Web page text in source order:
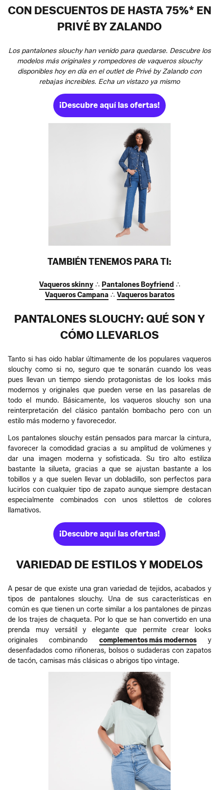
CON DESCUENTOS DE HASTA 75%* EN
PRIVÉ BY ZALANDO
Los pantalones slouchy han venido para quedarse. Descubre los
modelos más originales y rompedores de vaqueros slouchy
disponibles hoy en día en el outlet de Privé by Zalando con
rebajas increibles. Echa un vistazo ya mismo
¡Descubre aquí las ofertas!
TAMBIÉN TENEMOS PARA TI:
Vaqueros skinny∴ Pantalones Boyfriend ∴
Vaqueros Campana∴ Vaqueros baratos
PANTALONES SLOUCHY: QUÉ SON Y
CÓMO LLEVARLOS
Tanto si has oido hablar últimamente de los populares vaqueros
slouchy como si no, seguro que te sonarán cuando los veas
pues llevan un tiempo siendo protagonistas de los looks más
modernos y originales que pueden verse en las pasarelas de
todo el mundo. Básicamente, los vaqueros slouchy son una
reinterpretación del clásico pantalón bombacho pero con un
estilo más moderno y favorecedor.
Los pantalones slouchy están pensados para marcar la cintura,
favorecer la comodidad gracias a su amplitud de volúmenes y
dar una imagen moderna y sofisticada. Su tiro alto estiliza
bastante la silueta, gracias a que se ajustan bastante a los
tobillos y a que suelen llevar un dobladillo, son perfectos para
lucirlos con cualquier tipo de zapato aunque siempre destacan
especialmente combinados con unos stilettos de colores
llamativos.
¡Descubre aquí las ofertas!
VARIEDAD DE ESTILOS Y MODELOS
A pesar de que existe una gran variedad de tejidos, acabados y
tipos de pantalones slouchy. Una de sus características en
común es que tienen un corte similar a los pantalones de pinzas
de los trajes de chaqueta. Por lo que se han convertido en una
prenda muy versátil y elegante que permite crear looks
originales combinando complementos más modernosy
desenfadados como riñoneras, bolsos o sudaderas con zapatos
de tacón, camisas más clásicas o abrigos tipo vintage.